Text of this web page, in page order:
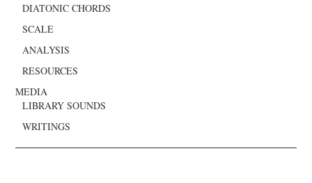
DIATONIC CHORDS
SCALE
ANALYSIS
RESOURCES
MEDIA
LIBRARY SOUNDS
WRITINGS